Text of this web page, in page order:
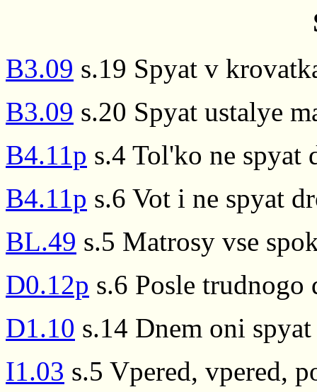
B3.09 s.19 Spyat v
B3.09 s.20 Spyat ustalye
B4.11p s.4 Tol'ko ne spyat
B4.11p s.6 Vot i ne spyat
BL.49 s.5 Matrosy vse
D0.12p s.6 Posle
D1.10 s.14 Dnem oni
I1.03 s.5 Vpered, vpered,